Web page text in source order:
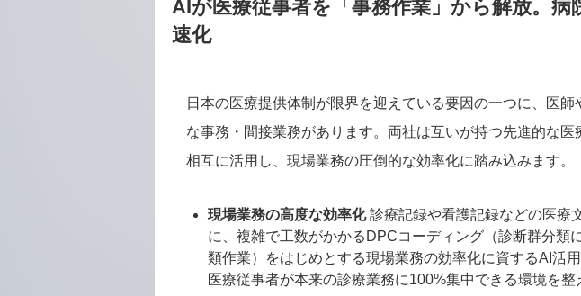
AIが医療従事者を「事務作業」から解放。病
速化
日本の医療提供体制が限界を迎えている要因の一つに、医
な事務・間接業務があります。両社は互いが持つ先進的な医
相互に活用し、現場業務の圧倒的な効率化に踏み込みます。
現場業務の高度な効率化診療記録や看護記録などの医療
に、複雑で工数がかかるDPCコーディング（診断群分類
類作業）をはじめとする現場業務の効率化に資するAI活
医療従事者が本来の診療業務に100%集中できる環境を整